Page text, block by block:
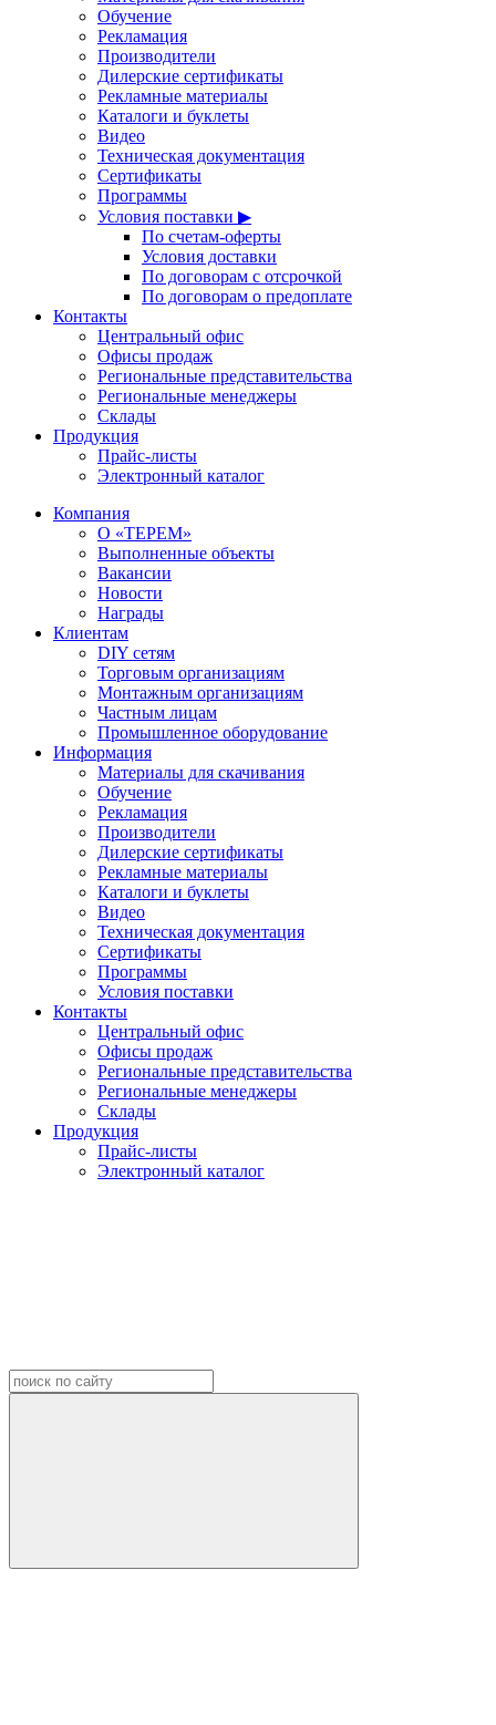
Обучение
Рекламация
Производители
Дилерские сертификаты
Рекламные материалы
Каталоги и буклеты
Видео
Техническая документация
Сертификаты
Программы
Условия поставки ▶
По счетам-оферты
Условия доставки
По договорам с отсрочкой
По договорам о предоплате
Контакты
Центральный офис
Офисы продаж
Региональные представительства
Региональные менеджеры
Склады
Продукция
Прайс-листы
Электронный каталог
Компания
О «ТЕРЕМ»
Выполненные объекты
Вакансии
Новости
Награды
Клиентам
DIY сетям
Торговым организациям
Монтажным организациям
Частным лицам
Промышленное оборудование
Информация
Материалы для скачивания
Обучение
Рекламация
Производители
Дилерские сертификаты
Рекламные материалы
Каталоги и буклеты
Видео
Техническая документация
Сертификаты
Программы
Условия поставки
Контакты
Центральный офис
Офисы продаж
Региональные представительства
Региональные менеджеры
Склады
Продукция
Прайс-листы
Электронный каталог